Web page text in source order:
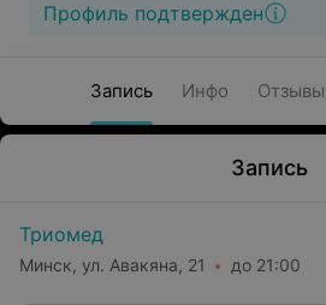
Профиль подтвержден
Запись Инфо Отзывы
Запись
Триомед
Минск, ул. Авакяна, 21 до 21:00